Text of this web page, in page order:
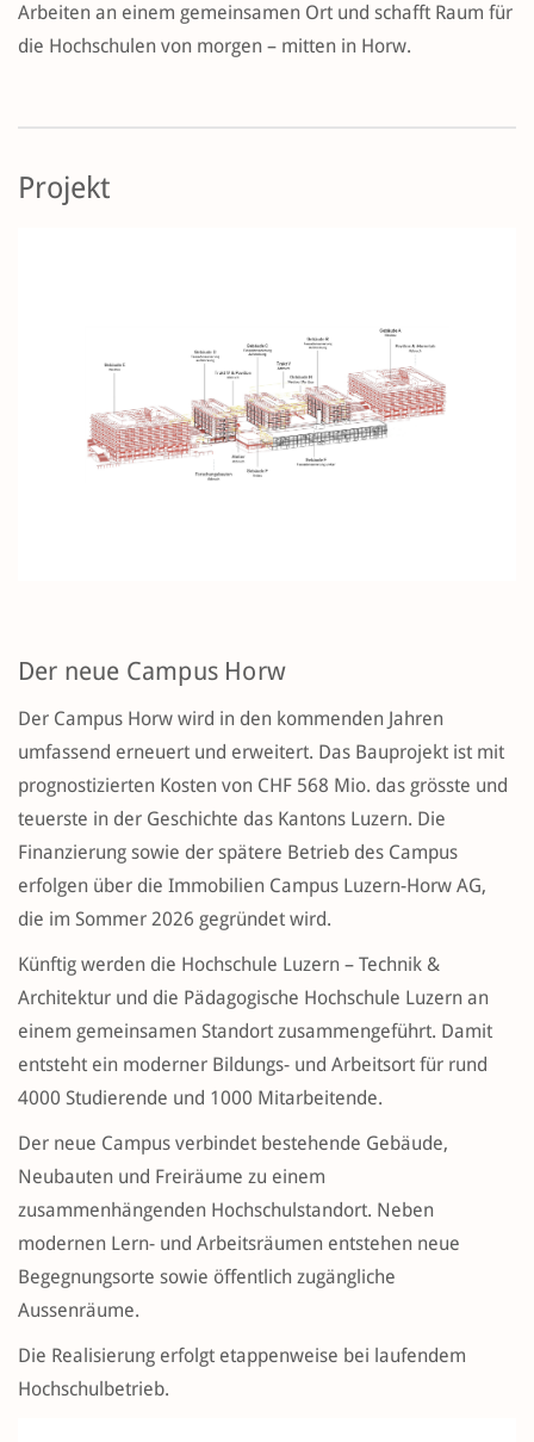
Arbeiten an einem gemeinsamen Ort und schafft Raum für
die Hochschulen von morgen – mitten in Horw.
Projekt
Der neue Campus Horw
Der Campus Horw wird in den kommenden Jahren
umfassend erneuert und erweitert. Das Bauprojekt ist mit
prognostizierten Kosten von CHF 568 Mio. das grösste und
teuerste in der Geschichte das Kantons Luzern. Die
Finanzierung sowie der spätere Betrieb des Campus
erfolgen über die Immobilien Campus Luzern-Horw AG,
die im Sommer 2026 gegründet wird.
Künftig werden die Hochschule Luzern – Technik &
Architektur und die Pädagogische Hochschule Luzern an
einem gemeinsamen Standort zusammengeführt. Damit
entsteht ein moderner Bildungs- und Arbeitsort für rund
4000 Studierende und 1000 Mitarbeitende.
Der neue Campus verbindet bestehende Gebäude,
Neubauten und Freiräume zu einem
zusammenhängenden Hochschulstandort. Neben
modernen Lern- und Arbeitsräumen entstehen neue
Begegnungsorte sowie öffentlich zugängliche
Aussenräume.
Die Realisierung erfolgt etappenweise bei laufendem
Hochschulbetrieb.